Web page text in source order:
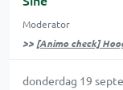
Moderator
>> [Animo check]
donderdag 19